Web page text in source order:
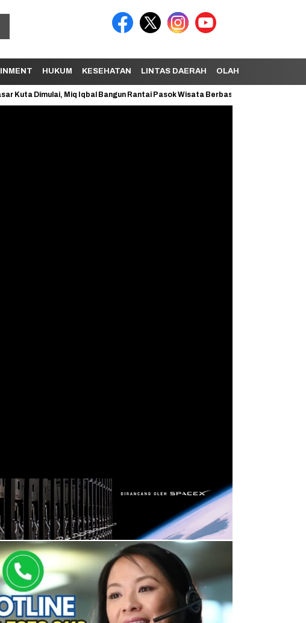
HUKUM KESEHATAN LINTAS DAERAH OLAHRAGA
Miq Iqbal Bangun Rantai Pasok Wisata Berbasis UMKM